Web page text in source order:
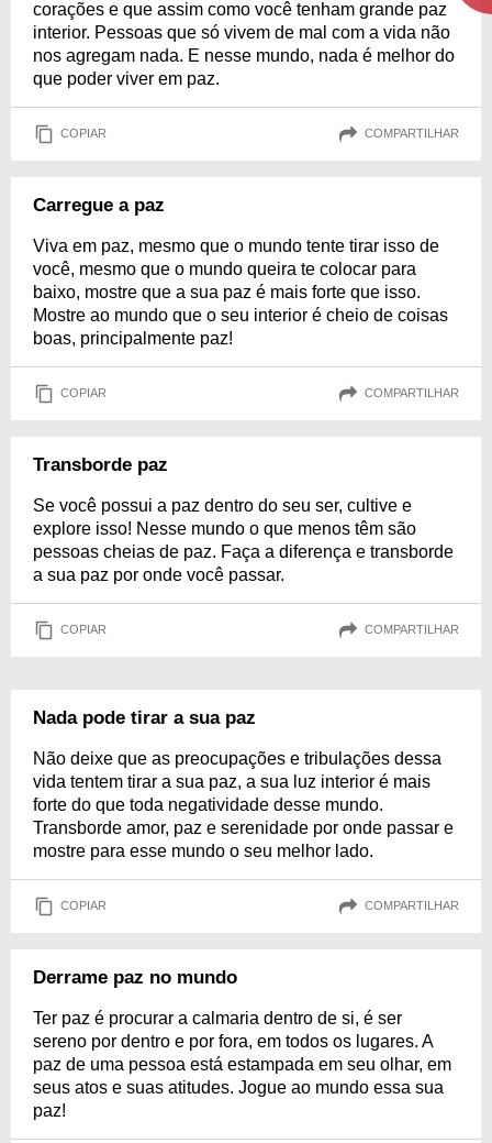
corações e que assim como você tenham grande paz
interior. Pessoas que só vivem de mal com a vida não
nos agregam nada. E nesse mundo, nada é melhor do
que poder viver em paz.
COPIAR COMPARTILHAR
Carregue a paz
Viva em paz, mesmo que o mundo tente tirar isso de
você, mesmo que o mundo queira te colocar para
baixo, mostre que a sua paz é mais forte que isso.
Mostre ao mundo que o seu interior é cheio de coisas
boas, principalmente paz!
COPIAR COMPARTILHAR
Transborde paz
Se você possui a paz dentro do seu ser, cultive e
explore isso! Nesse mundo o que menos têm são
pessoas cheias de paz. Faça a diferença e transborde
a sua paz por onde você passar.
COPIAR COMPARTILHAR
Nada pode tirar a sua paz
Não deixe que as preocupações e tribulações dessa
vida tentem tirar a sua paz, a sua luz interior é mais
forte do que toda negatividade desse mundo.
Transborde amor, paz e serenidade por onde passar e
mostre para esse mundo o seu melhor lado.
COPIAR COMPARTILHAR
Derrame paz no mundo
Ter paz é procurar a calmaria dentro de si, é ser
sereno por dentro e por fora, em todos os lugares. A
paz de uma pessoa está estampada em seu olhar, em
seus atos e suas atitudes. Jogue ao mundo essa sua
paz!